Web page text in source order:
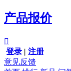
产品报价

登录 | 注册
意见反馈